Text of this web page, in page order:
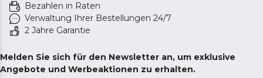
Bezahlen in Raten
Verwaltung Ihrer Bestellungen 24/7
2 Jahre Garantie
Melden Sie sich für den Newsletter an, um exklusive
Angebote und Werbeaktionen zu erhalten.